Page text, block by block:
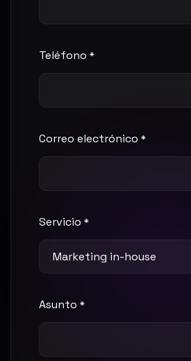
Teléfono *
Correo electrónico *
Servicio *
Asunto *